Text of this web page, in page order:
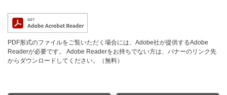
PDF形式のファイルをご覧いただく場合には、Adobe社が提供するAdobe
Readerが必要です。
Adobe Readerをお持ちでない方は、バナーのリンク先
からダウンロードしてください。（無料）